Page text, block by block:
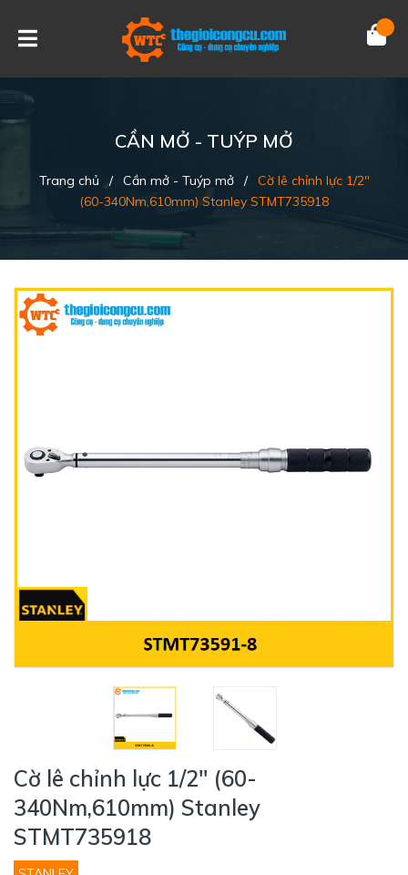
CẦN MỞ - TUÝP MỞ
Trang chủ / Cần mở - Tuýp mở / Cờ lê chỉnh lực 1/2"
(60-340Nm,610mm) Stanley STMT735918
Cờ lê chỉnh lực 1/2" (60-
340Nm,610mm) Stanley
STMT735918